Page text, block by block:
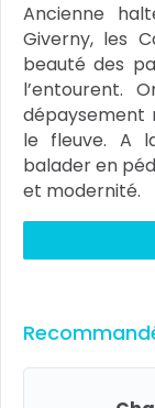
Ancienne
Giverny, les
beauté des
l’entourent.
dépaysement
le fleuve. A
balader en
et modernité.